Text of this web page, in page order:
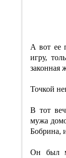
А вот ее
игру,
законная
Точкой
В тот
мужа
Бобрина,
Он был